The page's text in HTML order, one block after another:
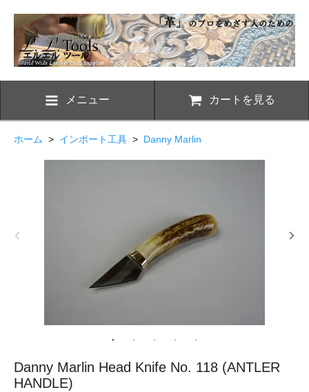
メニュー カートを見る
ホーム > インポート工具 > Danny Marlin
Danny Marlin Head Knife No. 118 (ANTLER
HANDLE)